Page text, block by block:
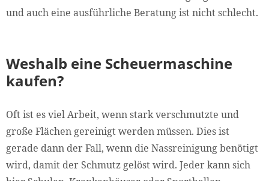
und auch eine ausführliche Beratung ist nicht schlecht.
Weshalb eine Scheuermaschine
kaufen?
Oft ist es viel Arbeit, wenn stark verschmutzte und
große Flächen gereinigt werden müssen. Dies ist
gerade dann der Fall, wenn die Nassreinigung benötigt
wird, damit der Schmutz gelöst wird. Jeder kann sich